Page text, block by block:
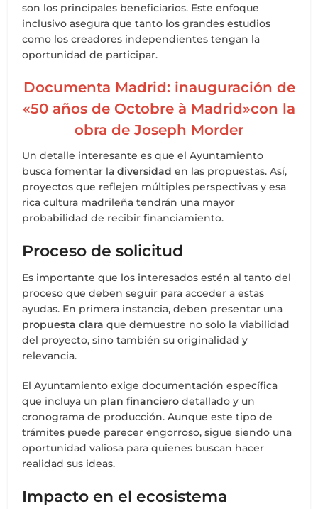
son los principales beneficiarios. Este enfoque
inclusivo asegura que tanto los grandes estudios
como los creadores independientes tengan la
oportunidad de participar.
Documenta Madrid: inauguración de
«50 años de Octobre à Madrid»con la
obra de Joseph Morder
Un detalle interesante es que el Ayuntamiento
busca fomentar ladiversidad en las propuestas. Así,
proyectos que reflejen múltiples perspectivas y esa
rica cultura madrileña tendrán una mayor
probabilidad de recibir financiamiento.
Proceso de solicitud
Es importante que los interesados estén al tanto del
proceso que deben seguir para acceder a estas
ayudas. En primera instancia, deben presentar una
propuesta clara que demuestre no solo la viabilidad
del proyecto, sino también su originalidad y
relevancia.
El Ayuntamiento exige documentación específica
que incluya un plan financiero detallado y un
cronograma de producción. Aunque este tipo de
trámites puede parecer engorroso, sigue siendo una
oportunidad valiosa para quienes buscan hacer
realidad sus ideas.
Impacto en el ecosistema